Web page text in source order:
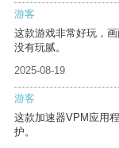
游客
这款游戏非常好玩，
没有玩腻。
2025-08-19
游客
这款加速器VPM应用
护。